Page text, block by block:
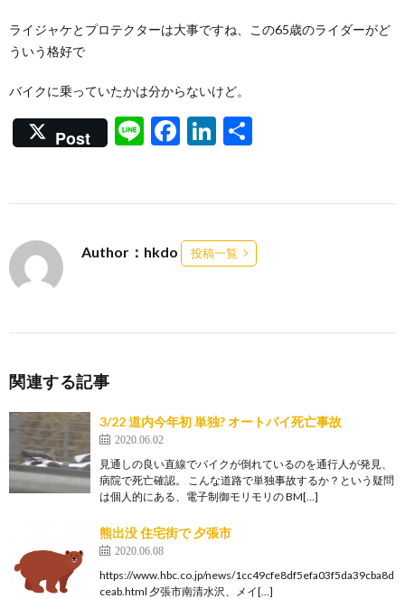
ライジャケとプロテクターは大事ですね、この65歳のライダーがど
ういう格好で
バイクに乗っていたかは分からないけど。
Post
Li F
o
o
Li
n
Author：hkdo 投稿一覧
関連する記事
3/22 道内今年初 単独? オートバイ死亡事故
2020.06.02
見通しの良い直線でバイクが倒れているのを通行人が発見、
病院で死亡確認。 こんな道路で単独事故するか？という疑問
は個人的にある、電子制御モリモリの BM[…]
熊出没 住宅街で 夕張市
2020.06.08
https://www.hbc.co.jp/news/1cc49cfe8df5efa03f5da39cba8d
ceab.html 夕張市南清水沢、メイ[…]